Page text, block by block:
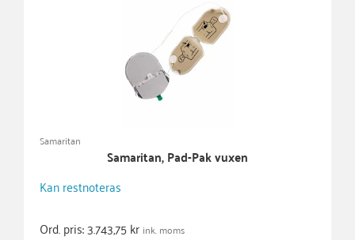
Samaritan
Samaritan, Pad-Pak vuxen
Kan restnoteras
Ord. pris:3.743,75kr ink. moms